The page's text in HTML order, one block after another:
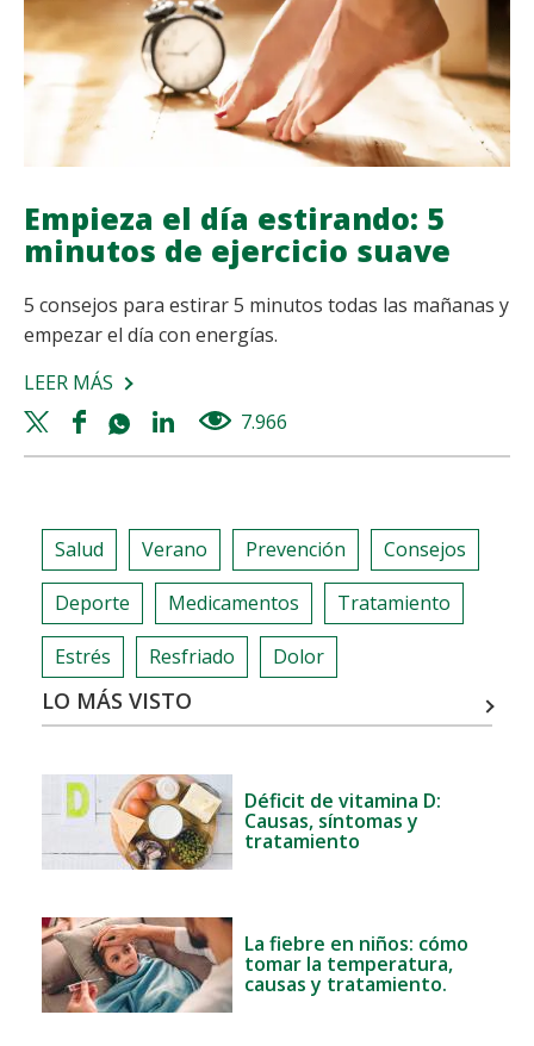
Empieza el día estirando: 5
minutos de ejercicio suave
5 consejos para estirar 5 minutos todas las mañanas y
empezar el día con energías.
LEER MÁS SOBRE
EMPIEZA
EL
5
MINUTOS
DE
EJERCICIO
SUAVE
Twitter
share
Facebook
share
Whatsapp
share
Linkedin
share
7.966
Salud Verano Prevención Consejos
Deporte Medicamentos Tratamiento
Estrés Resfriado Dolor
LO MÁS VISTO
Déficit de vitamina D:
Causas, síntomas y
tratamiento
La fiebre en niños: cómo
tomar la temperatura,
causas y tratamiento.